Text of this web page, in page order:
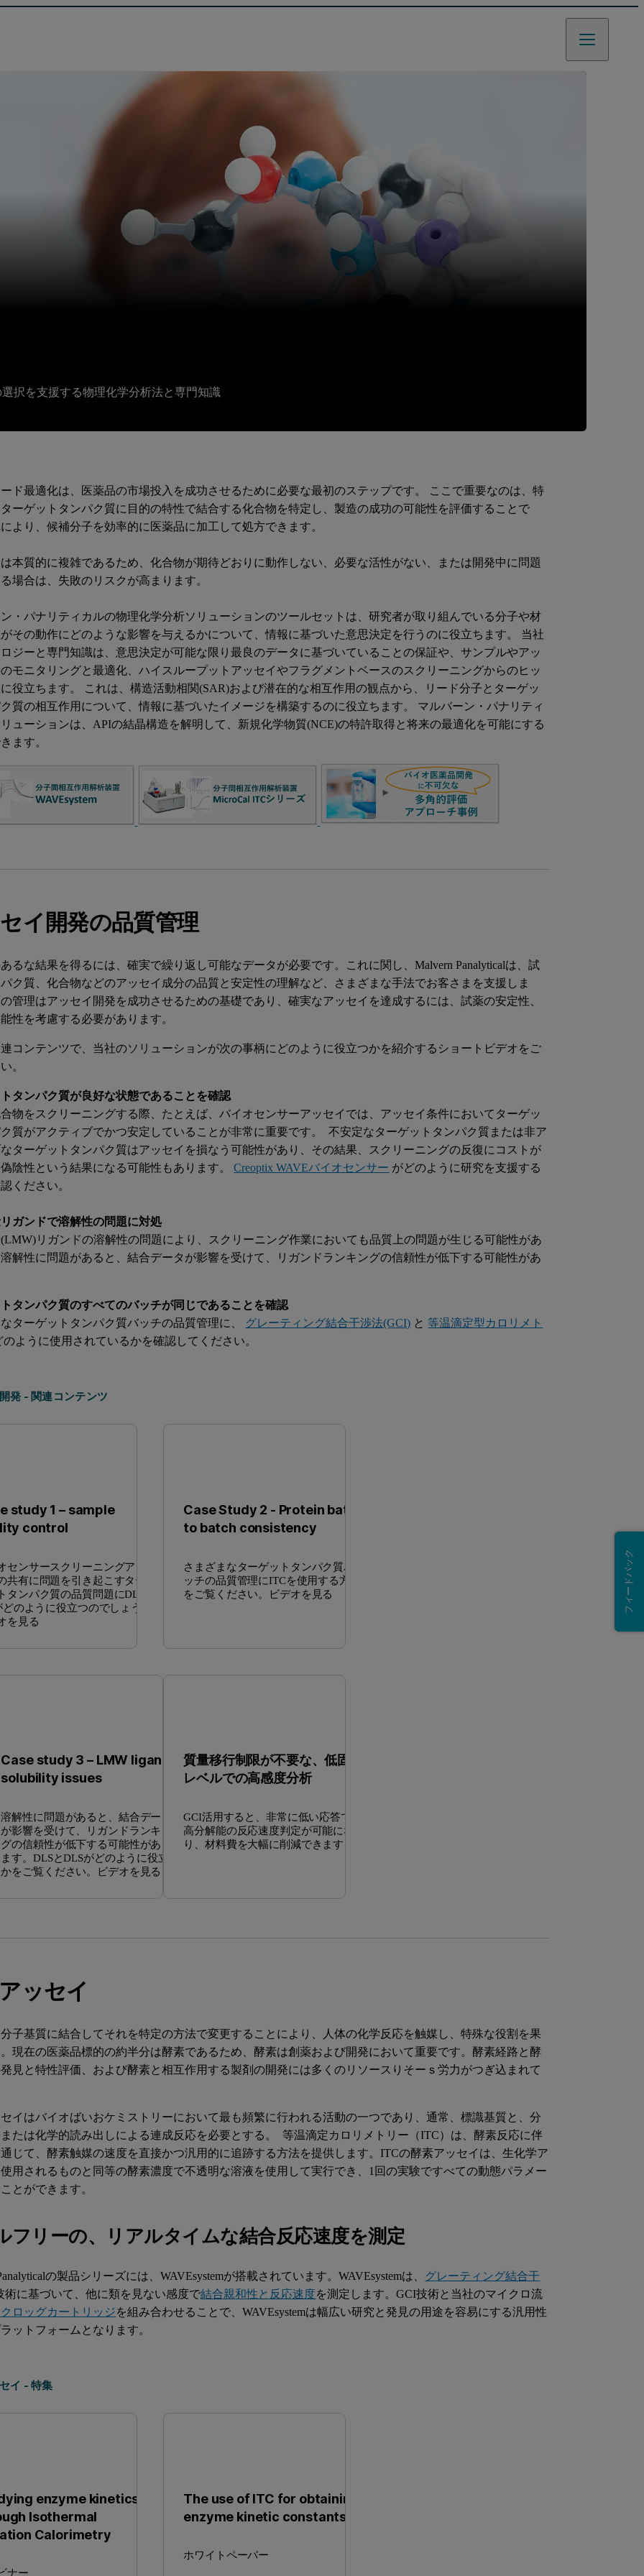
択を支援する物理化学分析法と専門知識
ド最適化は、医薬品の市場投入を成功させるために必要な最初のステップです。 ここで重要なのは、特
ーゲットタンパク質に目的の特性で結合する化合物を特定し、製造の成功の可能性を評価することで
より、候補分子を効率的に医薬品に加工して処方できます。
本質的に複雑であるため、化合物が期待どおりに動作しない、必要な活性がない、または開発中に問題
場合は、失敗のリスクが高まります。
・パナリティカルの物理化学分析ソリューションのツールセットは、研究者が取り組んでいる分子や材
その動作にどのような影響を与えるかについて、情報に基づいた意思決定を行うのに役立ちます。 当社
ジーと専門知識は、意思決定が可能な限り最良のデータに基づいていることの保証や、サンプルやアッ
モニタリングと最適化、ハイスループットアッセイやフラグメントベースのスクリーニングからのヒッ
役立ちます。 これは、構造活動相関(SAR)および潜在的な相互作用の観点から、リード分子とターゲッ
質の相互作用について、情報に基づいたイメージを構築するのに役立ちます。 マルバーン・パナリティ
ューションは、APIの結晶構造を解明して、新規化学物質(NCE)の特許取得と将来の最適化を可能にする
ます。
イ開発の品質管理
るな結果を得るには、確実で繰り返し可能なデータが必要です。これに関し、Malvern Panalyticalは、試
ク質、化合物などのアッセイ成分の品質と安定性の理解など、さまざまな手法でお客さまを支援しま
管理はアッセイ開発を成功させるための基礎であり、確実なアッセイを達成するには、試薬の安定性、
性を考慮する必要があります。
コンテンツで、当社のソリューションが次の事柄にどのように役立つかを紹介するショートビデオをご
。
タンパク質が良好な状態であることを確認
物をスクリーニングする際、たとえば、バイオセンサーアッセイでは、アッセイ条件においてターゲッ
質がアクティブでかつ安定していることが非常に重要です。 不安定なターゲットタンパク質または非ア
ターゲットタンパク質はアッセイを損なう可能性があり、その結果、スクリーニングの反復にコストが
陰性という結果になる可能性もあります。Creoptix WAVEバイオセンサー がどのように研究を支援する
ください。
ガンドで溶解性の問題に対処
リガンドの溶解性の問題により、スクリーニング作業においても品質上の問題が生じる可能性があ
解性に問題があると、結合データが影響を受けて、リガンドランキングの信頼性が低下する可能性があ
タンパク質のすべてのバッチが同じであることを確認
ターゲットタンパク質バッチの品質管理に、 グレーティング結合干渉法(GCI) と 等温滴定型カロリメト
ように使用されているかを確認してください。
発 - 関連コンテンツ
study 1 – sample
control
センサースクリーニングアッ
共有に問題を引き起こすター
タンパク質の品質問題にDLSと
のように役立つのでしょうか
を見る
Case study 1 – sample quality control
Case Study 2 - Protein batch
to batch consistency
さまざまなターゲットタンパク質バ
ッチの品質管理にITCを使用する方法
をご覧ください。ビデオを見る
Case study 3 – LMW ligands
solubility issues
溶解性に問題があると、結合データ
が影響を受けて、リガンドランキン
グの信頼性が低下する可能性があり
ます。DLSとDLSがどのように役立つ
かをご覧ください。ビデオを見る
Case study 3 – LMW ligands solubility issues
質量移行制限が不要な、低固定
レベルでの高感度分析
GCI活用すると、非常に低い応答でも
高分解能の反応速度判定が可能にな
り、材料費を大幅に削減できます
ッセイ
子基質に結合してそれを特定の方法で変更することにより、人体の化学反応を触媒し、特殊な役割を果
現在の医薬品標的の約半分は酵素であるため、酵素は創薬および開発において重要です。酵素経路と酵
見と特性評価、および酵素と相互作用する製剤の開発には多くのリソースりそーｓ労力がつぎ込まれて
イはバイオばいおケミストリーにおいて最も頻繁に行われる活動の一つであり、通常、標識基質と、分
たは化学的読み出しによる連成反応を必要とする。 等温滴定カロリメトリー（ITC）は、酵素反応に伴
じて、酵素触媒の速度を直接かつ汎用的に追跡する方法を提供します。ITCの酵素アッセイは、生化学ア
用されるものと同等の酵素濃度で不透明な溶液を使用して実行でき、1回の実験ですべての動態パラメー
とができます。
フリーの、リアルタイムな結合反応速度を測定
の製品シリーズには、WAVEsystemが搭載されています。WAVEsystemは、 グレーティング結合干
術に基づいて、他に類を見ない感度で結合親和性と反応速度を測定します。GCI技術と当社のマイクロ流
ロッグカートリッジを組み合わせることで、WAVEsystemは幅広い研究と発見の用途を容易にする汎用性
ットフォームとなります。
イ - 特集
enzyme kinetics
Isothermal
Calorimetry
ナー
Studying enzyme kinetics through Isothermal Titration Calorimetry
The use of ITC for obtaining
enzyme kinetic constants
ホワイトペーパー
フィードバック